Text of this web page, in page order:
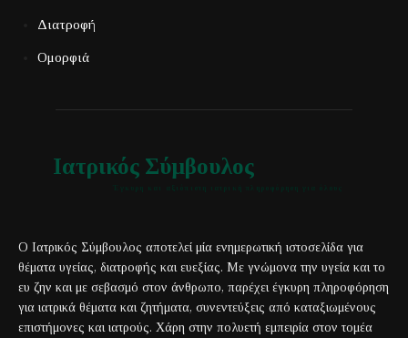
Διατροφή
Ομορφιά
Ιατρικός Σύμβουλος
Ο Ιατρικός Σύμβουλος αποτελεί μία ενημερωτική ιστοσελίδα για
θέματα υγείας, διατροφής και ευεξίας. Με γνώμονα την υγεία και το
ευ ζην και με σεβασμό στον άνθρωπο, παρέχει έγκυρη πληροφόρηση
για ιατρικά θέματα και ζητήματα, συνεντεύξεις από καταξιωμένους
επιστήμονες και ιατρούς. Χάρη στην πολυετή εμπειρία στον τομέα